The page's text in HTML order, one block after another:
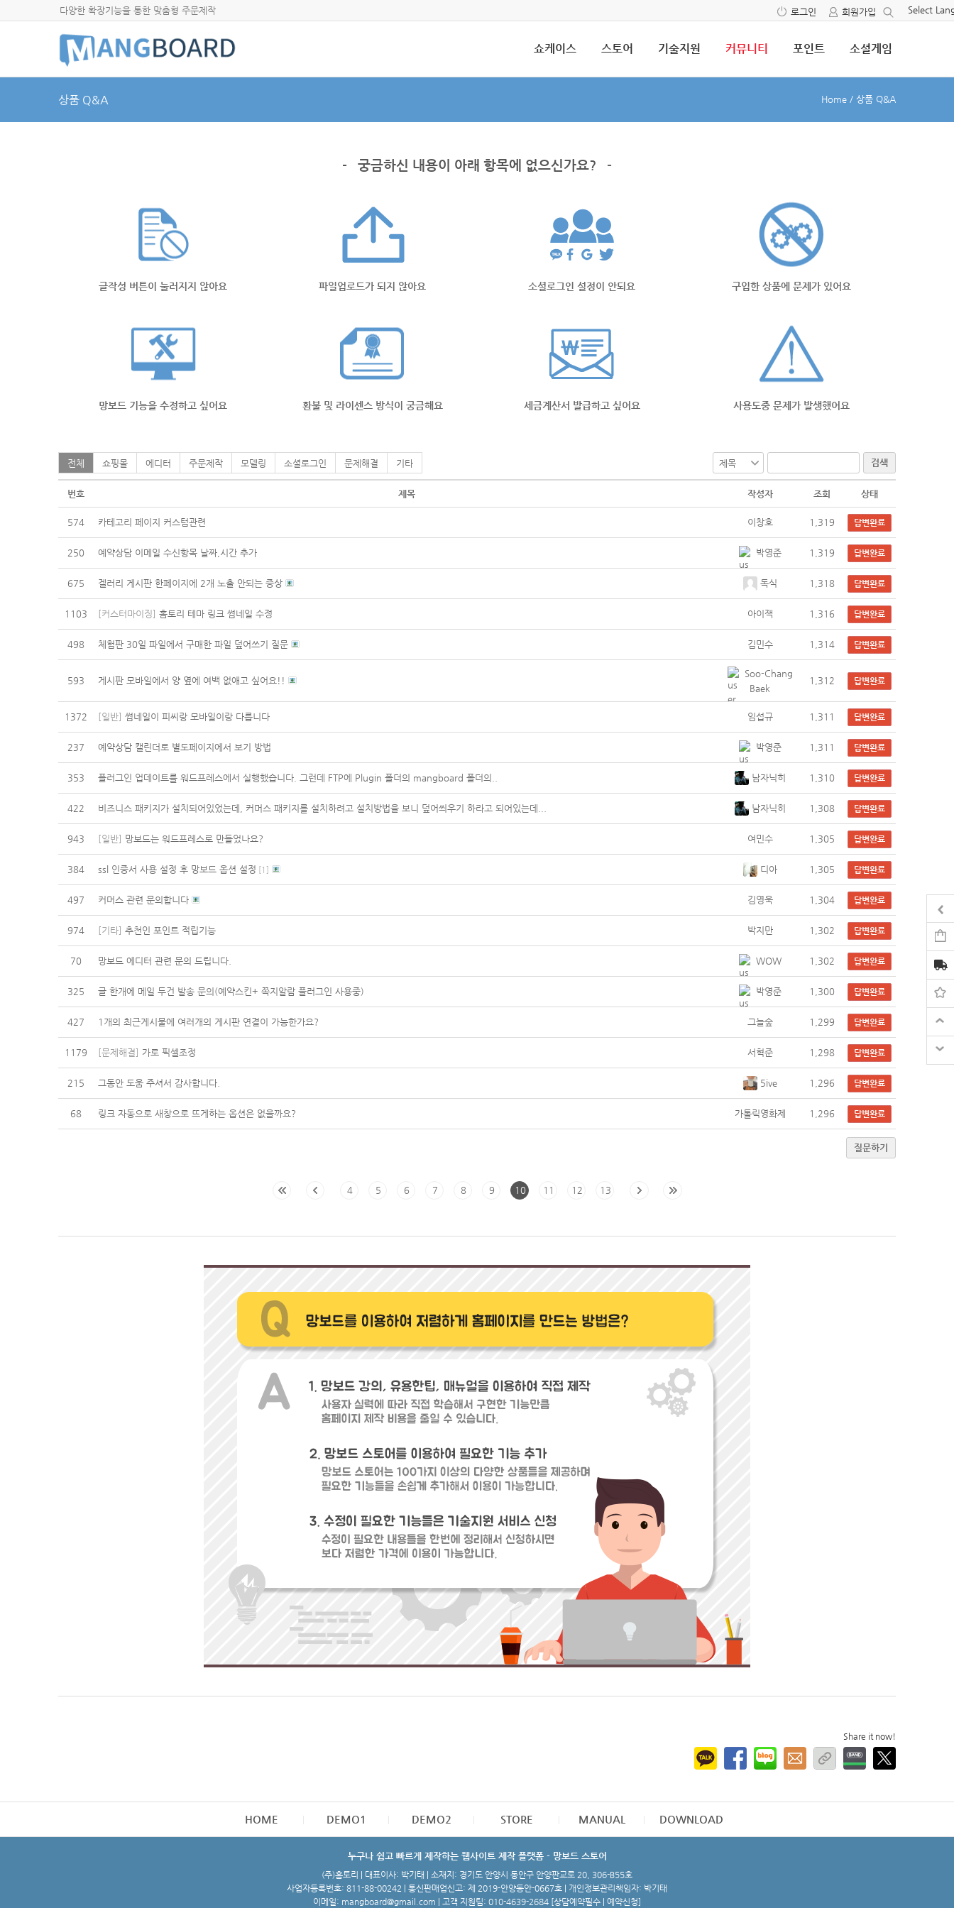
다양한 확장기능을 통한 맞춤형 주문제작 Select
로그인 회원가입
쇼케이스 스토어 기술지원 커뮤니티 포인트 소셜게임
상품 Q&A Home / 상품 Q&A
- 궁금하신 내용이 아래 항목에 없으신가요? -
글작성 버튼이 눌러지지 않아요 파일업로드가 되지 않아요 소셜로그인 설정이 안되요 구입한 상품에 문제가 있어요
망보드 기능을 수정하고 싶어요 환불 및 라이센스 방식이 궁금해요 세금계산서 발급하고 싶어요 사용도중 문제가 발생했어요
전체 쇼핑몰 에디터 주문제작 모델링 소셜로그인 문제해결 기타 검색
번호 제목 작성자 조회 상태
574 카테고리 페이지 커스텀관련 이창호 1,319 답변완료
250 예약상담 이메일 수신항목 날짜,시간 추가 박영준 1,319 답변완료
675 겔러리 게시판 한페이지에 2개 노출 안되는 증상 독식 1,318 답변완료
1103 [커스터마이징] 홈토리 테마 링크 썸네일 수정 아이잭 1,316 답변완료
498 체험판 30일 파일에서 구매한 파일 덮어쓰기 질문 김민수 1,314 답변완료
593 게시판 모바일에서 양 옆에 여백 없애고 싶어요!!
Soo-Chang
Baek
1,312 답변완료
1372 [일반] 썸네일이 피씨랑 모바일이랑 다릅니다 임섭규 1,311 답변완료
237 예약상담 캘린더로 별도페이지에서 보기 방법 박영준 1,311 답변완료
353 플러그인 업데이트를 워드프레스에서 실행했습니다. 그런데 FTP에 Plugin 폴더의 mangboard 폴더의.. 남자닉히 1,310 답변완료
422 비즈니스 패키지가 설치되어있었는데, 커머스 패키지를 설치하려고 설치방법을 보니 덮어씌우기 하라고 되어있는데... 남자닉히 1,308 답변완료
943 [일반] 망보드는 워드프레스로 만들었나요? 여민수 1,305 답변완료
384 ssl 인증서 사용 설정 후 망보드 옵션 설정 [1 ] 디아 1,305 답변완료
497 커머스 관련 문의합니다 김영욱 1,304 답변완료
974 [기타] 추천인 포인트 적립기능 박지만 1,302 답변완료
70 망보드 에디터 관련 문의 드립니다. WOW 1,302 답변완료
325 글 한개에 메일 두건 발송 문의(예약스킨+ 쪽지알람 플러그인 사용중) 박영준 1,300 답변완료
427 1개의 최근게시물에 여러개의 게시판 연결이 가능한가요? 그늘숲 1,299 답변완료
1179 [문제해결] 가로 픽셀조정 서혁준 1,298 답변완료
215 그동안 도움 주셔서 감사합니다. 5ive 1,296 답변완료
68 링크 자동으로 새창으로 뜨게하는 옵션은 없을까요? 가톨릭영화제 1,296 답변완료
질문하기
4 5 6 7 8 9 10 11 12 13
Share it now!
HOME DEMO1 DEMO2 STORE MANUAL DOWNLOAD
누구나 쉽고 빠르게 제작하는 웹사이트 제작 플랫폼 - 망보드 스토어
(주)홈토리 | 대표이사: 박기태 | 소재지: 경기도 안양시 동안구 안양판교로 20, 306-B55호
사업자등록번호: 811-88-00242 | 통신판매업신고: 제 2019-안양동안-0667호 | 개인정보관리책임자: 박기태
이메일: mangboard@gmail.com | 고객 지원팀: 010-4639-2684 [상담예약필수 | 예약신청]